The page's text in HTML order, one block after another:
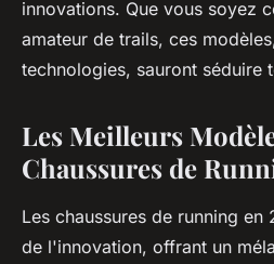
innovations. Que vous soyez
amateur de trails, ces
technologies, sauront séduire
Les Meilleurs
Chaussures de
Les chaussures de running
de l'innovation, offrant un